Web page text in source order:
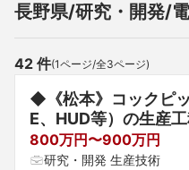
長野県/研究・開発/
42 件(1ページ/全3ページ)
◆《松本》コックピ
E、HUD等）の生産
800万円〜900万円
研究・開発 生産技術